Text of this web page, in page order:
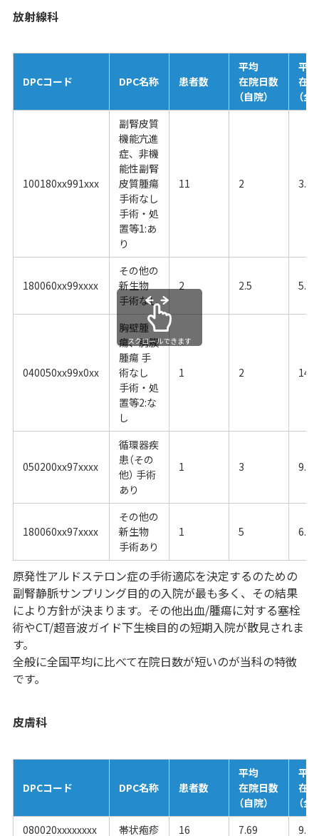
放射線科
DPCコード DPC名称 患者数
平均
在院日数
（自院）
平均
在
（全
100180xx991xxx
副腎皮質
機能亢進
症、非機
能性副腎
皮質腫瘍
手術なし
手術・処
置等1:あ
り
11 2 3.73
180060xx99xxxx
その他の
新生物
手術なし
2 2.5 5.77
040050xx99x0xx
胸壁腫
瘍、胸膜
腫瘍 手
術なし
手術・処
置等2:な
し
1 2
050200xx97xxxx
循環器疾
患（その
他） 手術
あり
1 3 9.91
180060xx97xxxx
その他の
新生物
手術あり
1 5 6.27
スクロールできます
原発性アルドステロン症の手術適応を決定するのための
副腎静脈サンプリング目的の入院が最も多く、その結果
により方針が決まります。その他出血/腫瘍に対する塞栓
術やCT/超音波ガイド下生検目的の短期入院が散見されま
す。
全般に全国平均に比べて在院日数が短いのが当科の特徴
です。
皮膚科
DPCコード DPC名称 患者数
平均
在院日数
（自院）
平均
在
（全
080020xxxxxxxx
帯状疱疹 16 7.69 9.12